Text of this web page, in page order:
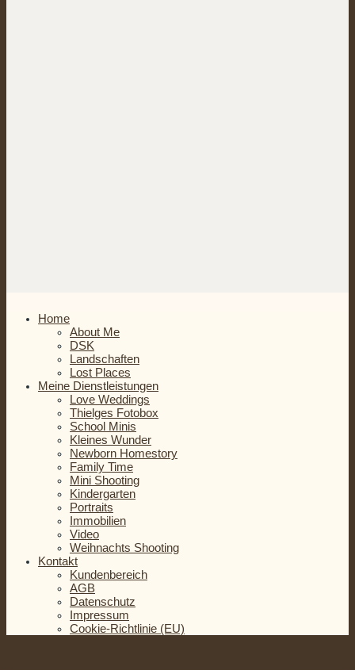
Home
About Me
DSK
Landschaften
Lost Places
Meine Dienstleistungen
Love Weddings
Thielges Fotobox
School Minis
Kleines Wunder
Newborn Homestory
Family Time
Mini Shooting
Kindergarten
Portraits
Immobilien
Video
Weihnachts Shooting
Kontakt
Kundenbereich
AGB
Datenschutz
Impressum
Cookie-Richtlinie (EU)